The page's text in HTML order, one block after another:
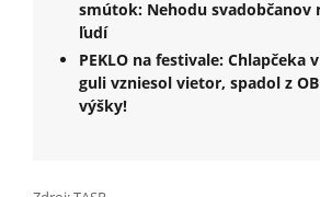
smútok: Nehodu svadobčanov
ľudí
PEKLO na festivale: Chlapčeka
guli vzniesol vietor, spadol z
výšky!